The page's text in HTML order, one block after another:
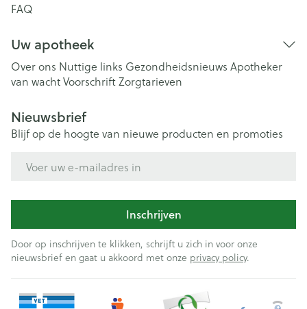
FAQ
Uw apotheek
Over ons Nuttige links Gezondheidsnieuws Apotheker
van wachtVoorschriftZorgtarieven
Nieuwsbrief
Blijf op de hoogte van nieuwe producten en promoties
Inschrijven
Door op inschrijven te klikken, schrijft u zich in voor onze
nieuwsbrief en gaat u akkoord met onze privacy policy.